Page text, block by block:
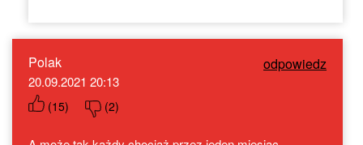
Polak odpowiedz
20.09.2021 20:13
(15) (2)